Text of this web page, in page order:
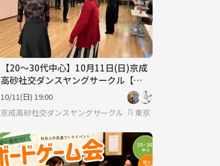
【20〜30代中心】10月11日(日)京成
高砂社交ダンスヤングサークル【初
心者🔰歓迎】
10/11(日) 19:00
京成高砂社交ダンスヤングサークル『HSDC』🔰
東京